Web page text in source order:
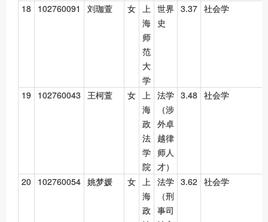
18 102760091 刘珈萱 女
上
海
师
范
大
学
世界
史
3.37 社会学
19 102760043 王柯萱 女
上
海
政
法
学
院
法学
（涉
外卓
越律
师人
才）
3.48 社会学
20 102760054 姚梦媛 女
上
海
政
法学
（刑
事司
3.62 社会学